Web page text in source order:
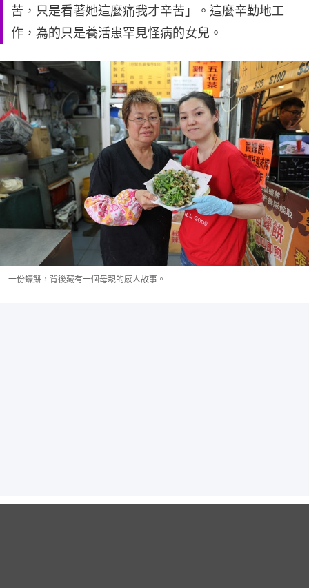
苦，只是看著她這麼痛我才辛苦」。這麼辛勤地工
作，為的只是養活患罕見怪病的女兒。
一份蠔餅，背後藏有一個母親的感人故事。